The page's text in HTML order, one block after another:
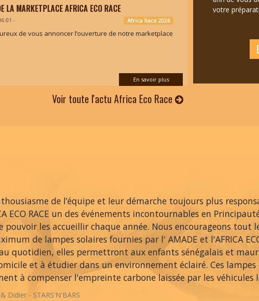
LA MARKETPLACE AFRICA ECO RACE
- Africa Race 2026
de vous annoncer l’ouverture de notre marketplace
En savoir plus
Voir toute l'actu Africa Eco Race
votre
de l’équipe et leur démarche toujours plus
ECO RACE un des événements incontournables en
pouvoir les accueillir chaque année. Nous encourageons tout
de lampes solaires fournies par l' AMADE et l'AFRICA
quotidien, elles permettront aux enfants sénégalais et
et à étudier dans un environnement éclairé. Ces
à compenser l'empreinte carbone laissée par les véhicules
Didier - STARS'N'BARS